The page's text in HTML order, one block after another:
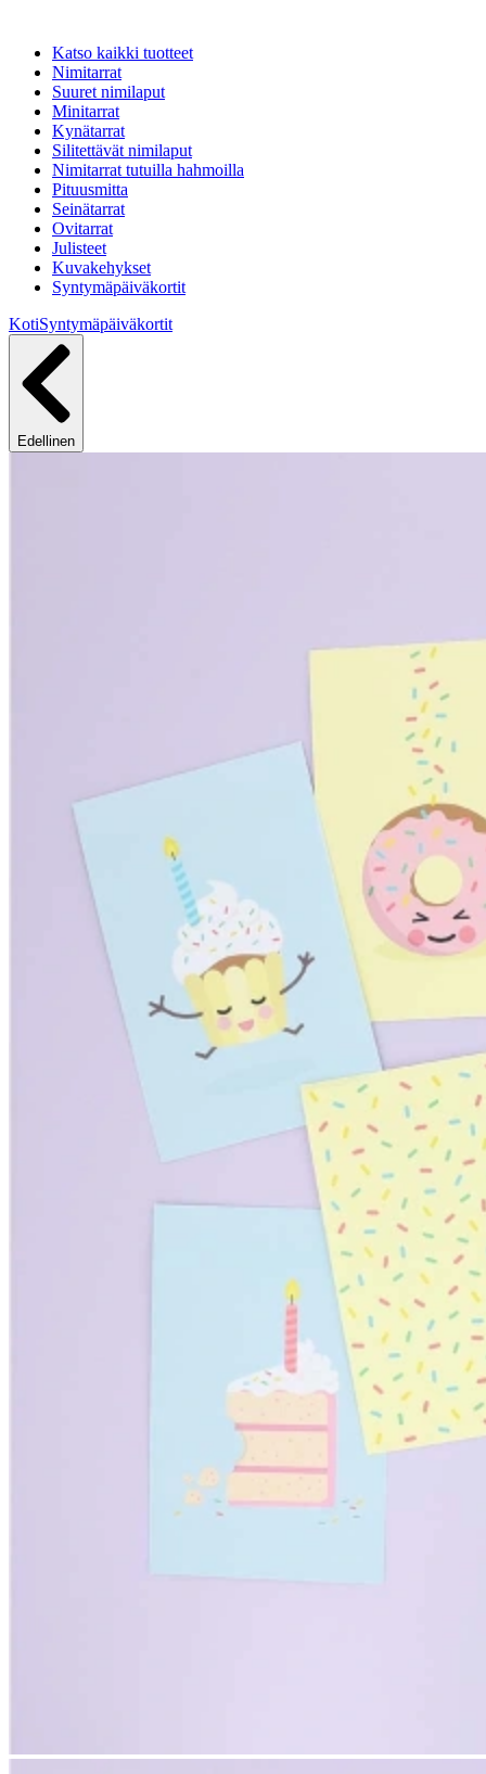
Katso kaikki tuotteet
Nimitarrat
Suuret nimilaput
Minitarrat
Kynätarrat
Silitettävät nimilaput
Nimitarrat tutuilla hahmoilla
Pituusmitta
Seinätarrat
Ovitarrat
Julisteet
Kuvakehykset
Syntymäpäiväkortit
KotiSyntymäpäiväkortit
Edellinen